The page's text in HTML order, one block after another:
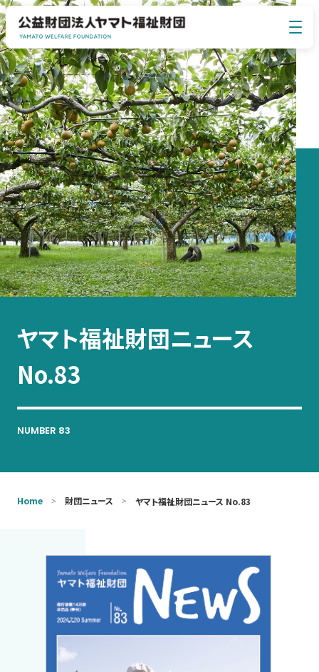
ヤマト福祉財団ニュース
No.83
NUMBER 83
Home 財団ニュース ヤマト福祉財団ニュース No.83
イベント・セミナー
EVENT SEMINAR
ヤマト福祉財団について
ABOUT US
事業のご案内
BUSINESS
お知らせ
NEWS
お問い合わせ